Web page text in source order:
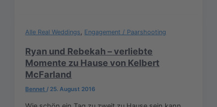
Alle Real Weddings, Engagement / Paarshooting
Ryan und Rebekah – verliebte
Momente zu Hause von Kelbert
McFarland
Bennet / 25. August 2016